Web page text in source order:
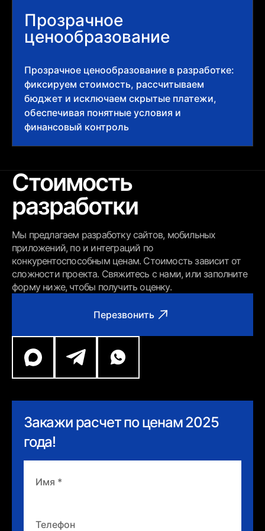
Прозрачное
ценообразование
Прозрачное ценообразование в разработке:
фиксируем стоимость, рассчитываем
бюджет и исключаем скрытые платежи,
обеспечивая понятные условия и
финансовый контроль
Перезвонить
Стоимость
разработки
Мы предлагаем разработку сайтов, мобильных
приложений, по и интеграций по
конкурентоспособным ценам. Стоимость зависит от
сложности проекта. Свяжитесь с нами, или заполните
форму ниже, чтобы получить оценку.
Закажи расчет по ценам 2025
года!